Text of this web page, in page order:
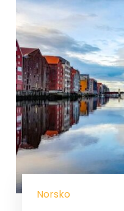
Norsko